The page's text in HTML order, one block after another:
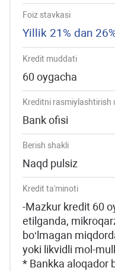
Foiz stavkasi
Yillik 21% dan
Kredit muddati
60 oygacha
Kreditni rasmiylashtirish
Bank ofisi
Berish shakli
Naqd pulsiz
Kredit ta'minoti
-Mazkur kredit 60
etilganda,
bo‘lmagan
yoki likvidli mol-
* Bankka aloqador